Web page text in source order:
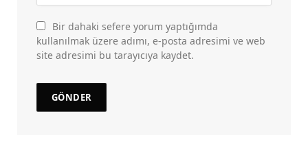
Bir dahaki sefere yorum yaptığımda
kullanılmak üzere adımı, e-posta adresimi ve web
site adresimi bu tarayıcıya kaydet.